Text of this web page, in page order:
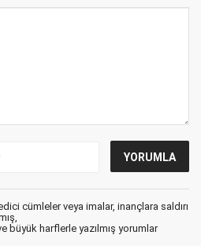
cümleler veya imalar, inançlara saldırı
büyük harflerle yazılmış yorumlar